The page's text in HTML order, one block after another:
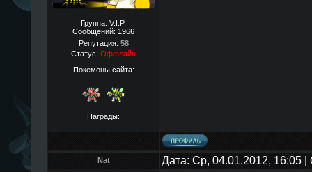
Группа: V.I.P.
Сообщений: 1966
Репутация: 58
Статус: Оффлайн
Покемоны сайта:
Награды:
Nat Дата: Ср, 04.01.2012, 16:05